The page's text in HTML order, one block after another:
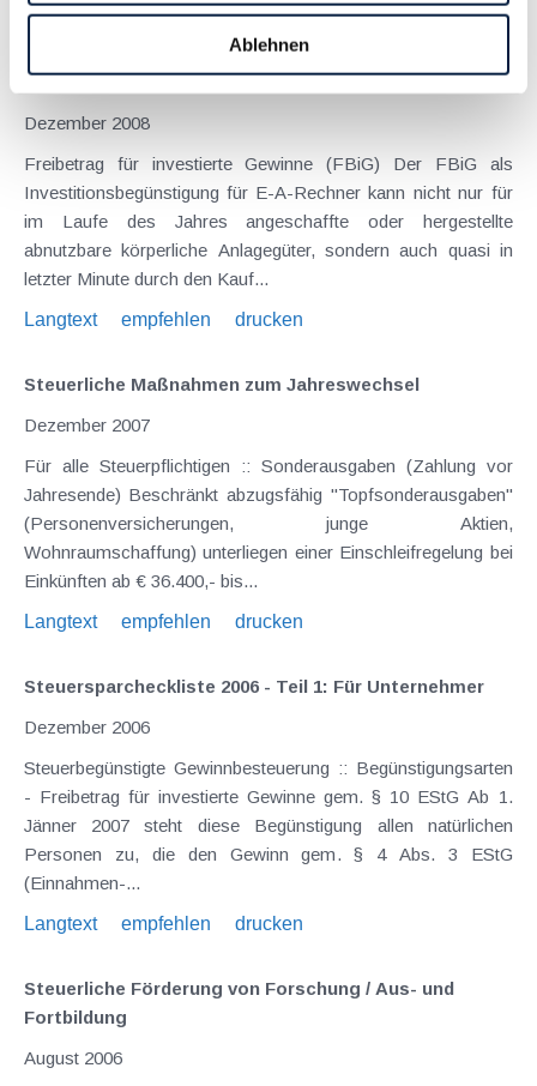
Ablehnen
Steuerliche Maßnahmen zum Jahreswechsel - Für
Unternehmer
Dezember 2008
Freibetrag für investierte Gewinne (FBiG) Der FBiG als
Investitionsbegünstigung für E-A-Rechner kann nicht nur für
im Laufe des Jahres angeschaffte oder hergestellte
abnutzbare körperliche Anlagegüter, sondern auch quasi in
letzter Minute durch den Kauf...
Langtext
empfehlen drucken
Steuerliche Maßnahmen zum Jahreswechsel
Dezember 2007
Für alle Steuerpflichtigen :: Sonderausgaben (Zahlung vor
Jahresende) Beschränkt abzugsfähig "Topfsonderausgaben"
(Personenversicherungen, junge Aktien,
Wohnraumschaffung) unterliegen einer Einschleifregelung bei
Einkünften ab € 36.400,- bis...
Langtext
empfehlen drucken
Steuersparcheckliste 2006 - Teil 1: Für Unternehmer
Dezember 2006
Steuerbegünstigte Gewinnbesteuerung :: Begünstigungsarten
- Freibetrag für investierte Gewinne gem. § 10 EStG Ab 1.
Jänner 2007 steht diese Begünstigung allen natürlichen
Personen zu, die den Gewinn gem. § 4 Abs. 3 EStG
(Einnahmen-...
Langtext
empfehlen drucken
Steuerliche Förderung von Forschung / Aus- und
Fortbildung
August 2006